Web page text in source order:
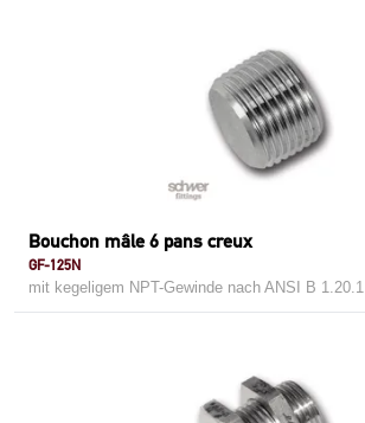
Bouchon mâle 6 pans creux
GF-125N
mit kegeligem NPT-Gewinde nach ANSI B 1.20.1